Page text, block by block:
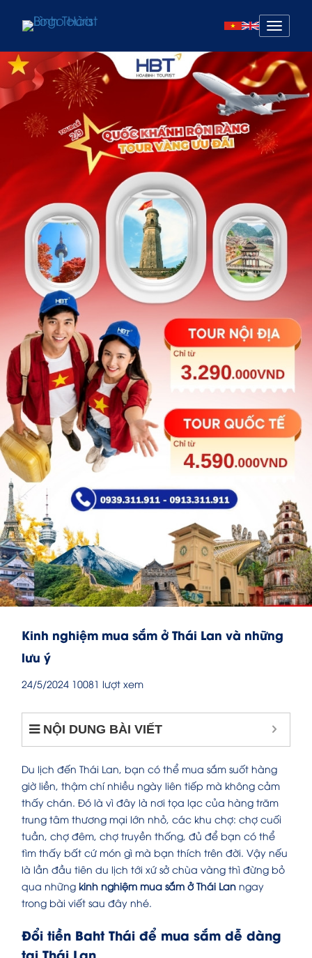
Mở
menu
Kinh nghiệm mua sắm ở Thái Lan và những
lưu ý
24/5/2024 10081 lượt xem
NỘI DUNG BÀI VIẾT
Du lịch đến Thái Lan, bạn có thể mua sắm suốt hàng
giờ liền, thậm chí nhiều ngày liên tiếp mà không cảm
thấy chán. Đó là vì đây là nơi tọa lạc của hàng trăm
trung tâm thương mại lớn nhỏ, các khu chợ: chợ cuối
tuần, chợ đêm, chợ truyền thống, đủ để bạn có thể
tìm thấy bất cứ món gì mà bạn thích trên đời. Vậy nếu
là lần đầu tiên du lịch tới xứ sở chùa vàng thì đừng bỏ
qua những kinh nghiệm mua sắm ở Thái Lan ngay
trong bài viết sau đây nhé.
Đổi tiền Baht Thái để mua sắm dễ dàng